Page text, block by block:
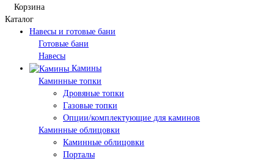
Корзина
Каталог
Навесы и готовые бани
Готовые бани
Навесы
Камины
Каминные топки
Дровяные топки
Газовые топки
Опции/комплектующие для каминов
Каминные облицовки
Каминные облицовки
Порталы